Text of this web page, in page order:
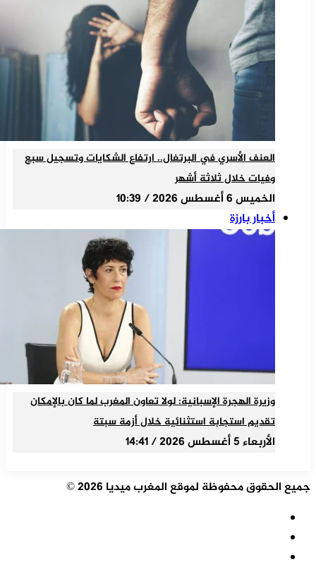
العنف الأسري في البرتغال.. ارتفاع الشكايات وتسجيل سبع
وفيات خلال ثلاثة أشهر
الخميس 6 أغسطس 2026 / 10:39
أخبار بارزة
وزيرة الهجرة الإسبانية: لولا تعاون المغرب لما كان بالإمكان
تقديم استجابة استثنائية خلال أزمة سبتة
الأربعاء 5 أغسطس 2026 / 14:41
جميع الحقوق محفوظة لموقع المغرب ميديا 2026 ©